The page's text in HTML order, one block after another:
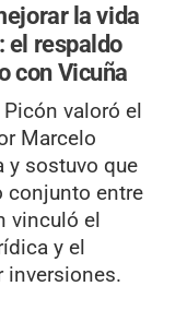
la vida
el respaldo
con Vicuña
valoró el
Marcelo
y sostuvo que
conjunto entre
vinculó el
y el
inversiones.